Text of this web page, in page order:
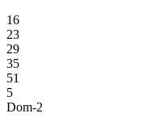
16
23
29
35
51
5
Dom-2